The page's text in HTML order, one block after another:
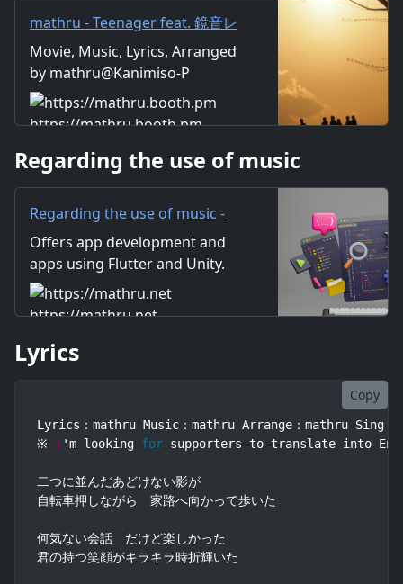
ない影が 自転車押しながら 家
路へ向かって歩いた 何気ない会
話 だけど楽しかった 君の持つ
笑顔がキラキラ時折輝いた 青い
空浮かぶ白い雲 眩しい陽射
し 蝉の声 森のささやく音 川
目がクラクラして 長いこの畦道
が一瞬に思えた Oh I am tee
mathru - Teenager feat. 鏡音レ
ン - Teenager feat. Len
Kagamine - mathruねっと -
BOOTH
Movie, Music, Lyrics, Arranged
by mathru@Kanimiso-P
https://mathru.booth.pm
Regarding the use of music
Regarding the use of music -
mathru.net | App
Development with Flutter,
Unity/Music and Video
Production/Material
Distribution
Offers app development and
apps using Flutter and Unity.
Includes information on music
and videos created by the
images and video materials.
We also accept orders for
https://mathru.net
Lyrics
Copy
Lyrics：mathru Music：mathru Arrange：mathru Sing：
※ I 'm looking for supporters to translate into
二つに並んだあどけない影が
自転車押しながら　家路へ向かって歩いた
何気ない会話　だけど楽しかった
君の持つ笑顔がキラキラ時折輝いた